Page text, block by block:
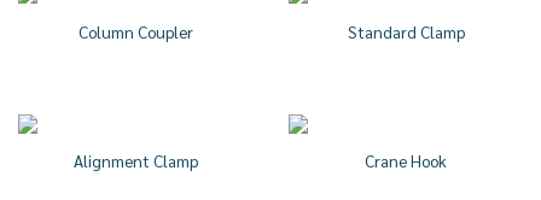
Column Coupler Standard Clamp
Alignment Clamp Crane Hook